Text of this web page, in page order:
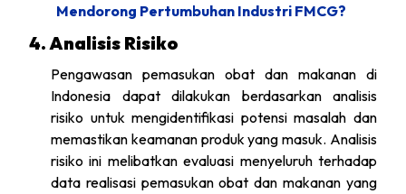
Mendorong Pertumbuhan Industri FMCG?
4. Analisis Risiko
Pengawasan pemasukan obat dan makanan di
Indonesia dapat dilakukan berdasarkan analisis
risiko untuk mengidentifikasi potensi masalah dan
memastikan keamanan produk yang masuk. Analisis
risiko ini melibatkan evaluasi menyeluruh terhadap
data realisasi pemasukan obat dan makanan yang